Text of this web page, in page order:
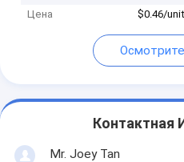
Цена $0.46/
Контактная
Mr. Joey Tan